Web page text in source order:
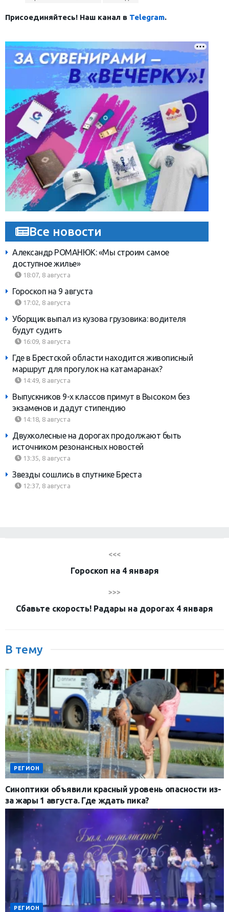
Присоединяйтесь! Наш канал в Telegram.
Все новости
Александр РОМАНЮК: «Мы строим самое
доступное жилье»
18:07, 8 августа
Гороскоп на 9 августа
17:02, 8 августа
Уборщик выпал из кузова грузовика: водителя
будут судить
16:09, 8 августа
Где в Брестской области находится живописный
маршрут для прогулок на катамаранах?
14:49, 8 августа
Выпускников 9-х классов примут в Высоком без
экзаменов и дадут стипендию
14:18, 8 августа
Двухколесные на дорогах продолжают быть
источником резонансных новостей
13:35, 8 августа
Звезды сошлись в спутнике Бреста
12:37, 8 августа
<<<
Гороскоп на 4 января
>>>
Сбавьте скорость! Радары на дорогах 4 января
В тему
РЕГИОН
Синоптики объявили красный уровень опасности из-
за жары 1 августа. Где ждать пика?
РЕГИОН